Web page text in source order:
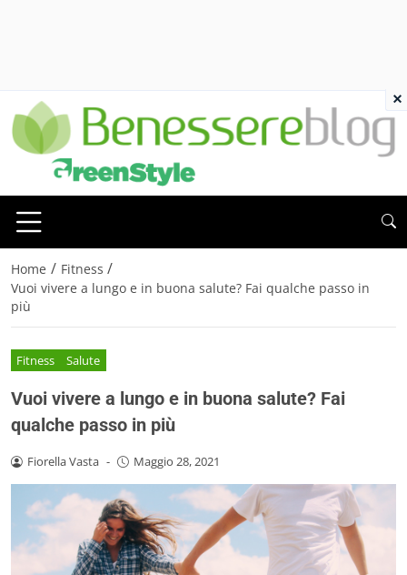
Home / Fitness /
Vuoi vivere a lungo e in buona salute? Fai qualche passo in
più
Fitness Salute
Vuoi vivere a lungo e in buona salute? Fai
qualche passo in più
Fiorella Vasta - Maggio 28, 2021
×